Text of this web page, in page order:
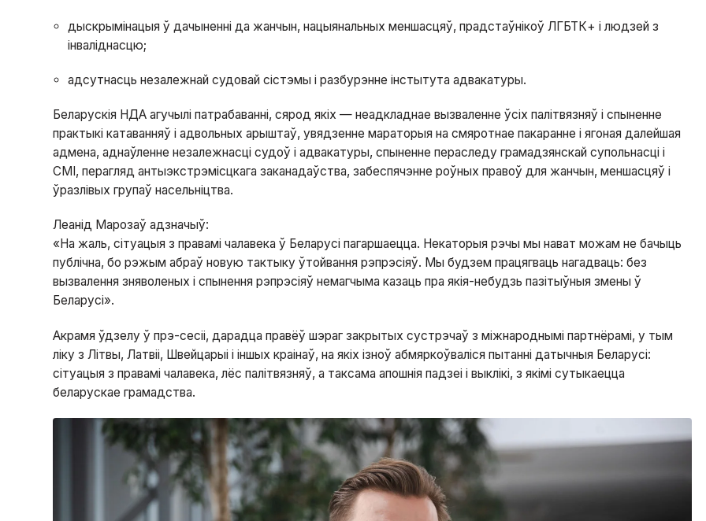
дыскрымінацыя ў дачыненні да жанчын, нацыянальных меншасцяў, прадстаўнікоў ЛГБТК+ і людзей з
інваліднасцю;
адсутнасць незалежнай судовай сістэмы і разбурэнне інстытута адвакатуры.
Беларускія НДА агучылі патрабаванні, сярод якіх — неадкладнае вызваленне ўсіх палітвязняў і спыненне
практыкі катаванняў і адвольных арыштаў, увядзенне мараторыя на смяротнае пакаранне і ягоная далейшая
адмена, аднаўленне незалежнасці судоў і адвакатуры, спыненне пераследу грамадзянскай супольнасці і
СМІ, перагляд антыэкстрэмісцкага заканадаўства, забеспячэнне роўных правоў для жанчын, меншасцяў і
ўразлівых групаў насельніцтва.
Леанід Марозаў адзначыў:
«На жаль, сітуацыя з правамі чалавека ў Беларусі пагаршаецца. Некаторыя рэчы мы нават можам не бачыць
публічна, бо рэжым абраў новую тактыку ўтойвання рэпрэсіяў. Мы будзем працягваць нагадваць: без
вызвалення зняволеных і спынення рэпрэсіяў немагчыма казаць пра якія-небудзь пазітыўныя змены ў
Беларусі».
Акрамя ўдзелу ў прэ-сесіі, дарадца правёў шэраг закрытых сустрэчаў з міжнароднымі партнёрамі, у тым
ліку з Літвы, Латвіі, Швейцарыі і іншых краінаў, на якіх ізноў абмяркоўваліся пытанні датычныя Беларусі:
сітуацыя з правамі чалавека, лёс палітвязняў, а таксама апошнія падзеі і выклікі, з якімі сутыкаецца
беларускае грамадства.